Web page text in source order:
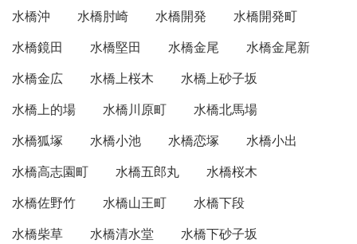
水橋沖
水橋肘崎 水橋開発
水橋開発町
水橋鏡田
水橋堅田 水橋金尾
水橋金尾新
水橋金広
水橋上桜木
水橋上砂子坂
水橋上的場
水橋川原町
水橋北馬場
水橋狐塚
水橋小池 水橋恋塚
水橋小出
水橋高志園町
水橋五郎丸
水橋桜木
水橋佐野竹
水橋山王町
水橋下段
水橋柴草
水橋清水堂
水橋下砂子坂